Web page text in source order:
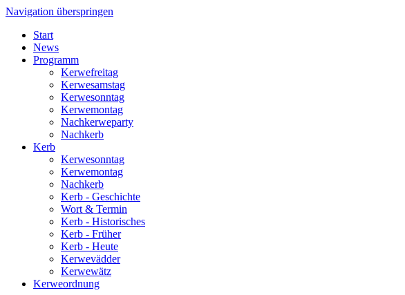
Navigation überspringen
Start
News
Programm
Kerwefreitag
Kerwesamstag
Kerwesonntag
Kerwemontag
Nachkerweparty
Nachkerb
Kerb
Kerwesonntag
Kerwemontag
Nachkerb
Kerb - Geschichte
Wort & Termin
Kerb - Historisches
Kerb - Früher
Kerb - Heute
Kerwevädder
Kerwewätz
Kerweordnung